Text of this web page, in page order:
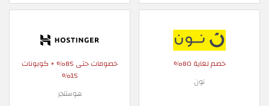
خصم لغاية 80%
نون
خصومات حتى 85% + كوبونات
15%
هوستنجر